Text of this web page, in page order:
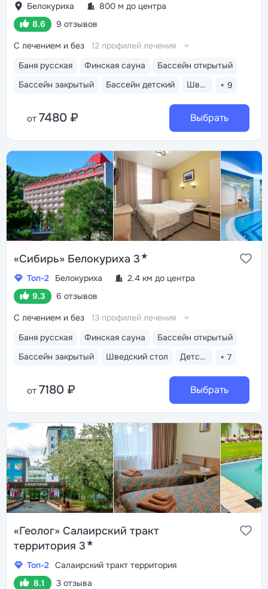
Белокуриха
800 м до центра
8.6
9 отзывов
Баня русская Финская сауна
Бассейн открытый
Бассейн закрытый
Бассейн детский Шведский стол + 9
С лечением и без 12 профилей лечения
от 7480 ₽ Выбрать
«Сибирь» Белокуриха 3★
Топ-2 Белокуриха
2.4 км до центра
9.3
6 отзывов
Баня русская Финская сауна
Бассейн открытый
Бассейн закрытый
Шведский стол Детская комната + 7
С лечением и без 13 профилей лечения
от 7180 ₽ Выбрать
«Геолог» Салаирский тракт
территория 3★
Топ-2 Салаирский тракт территория
8.1
3 отзыва